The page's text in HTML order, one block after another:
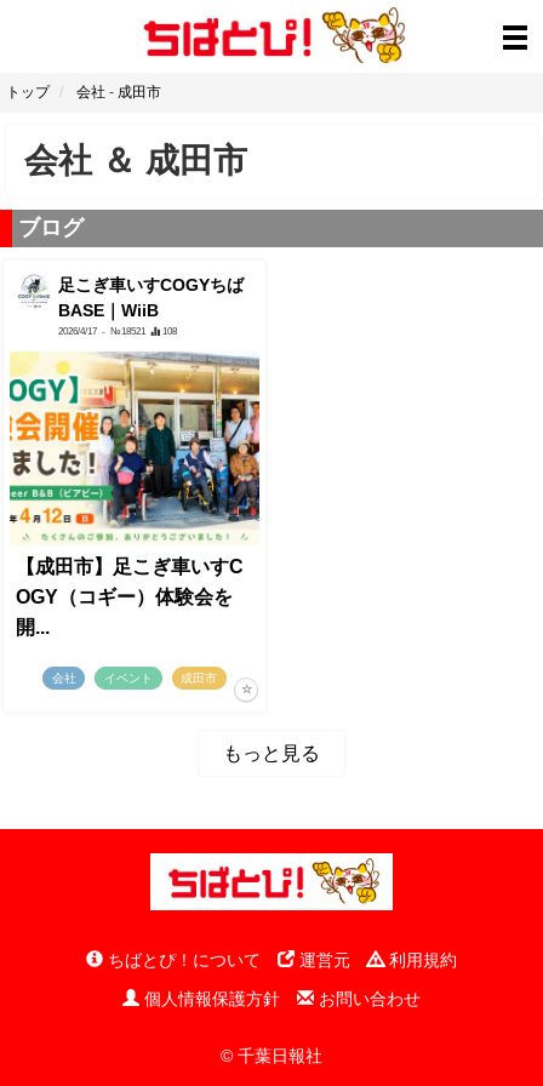
トップ 会社 - 成田市
会社 ＆ 成田市
ブログ
足こぎ車いすCOGYちば
BASE｜WiiB
2026/4/17 - №18521 108
【成田市】足こぎ車いすC
OGY（コギー）体験会を
開...
会社 イベント 成田市
もっと見る
ちばとぴ！について 運営元
利用規約
個人情報保護方針
お問い合わせ
© 千葉日報社